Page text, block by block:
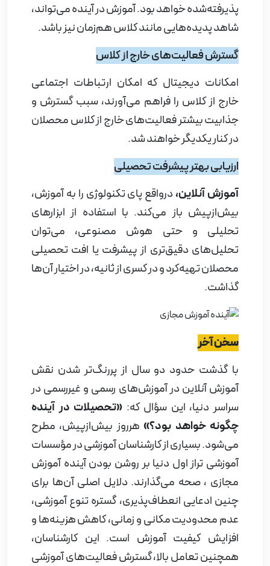
پذیرفته‌شده خواهد بود. آموزش در آینده می‌تواند،
شاهد پدیده‌هایی مانند کلاس هم‌زمان نیز باشد.
گسترش فعالیت‌های خارج از کلاس
امکانات دیجیتال که امکان ارتباطات اجتماعی
خارج از کلاس را فراهم می‌آورند، سبب گسترش و
جذابیت بیشتر فعالیت‌‌های خارج از کلاس محصلان
در کنار یکدیگر خواهند شد.
ارزیابی بهتر پیشرفت تحصیلی
آموزش آنلاین، درواقع پای تکنولوژی را به آموزش،
بیش‌ازپیش باز می‌کند. با استفاده از ابزارهای
تحلیلی و حتی هوش مصنوعی، می‌توان
تحلیل‌های دقیق‌تری از پیشرفت یا افت تحصیلی
محصلان تهیه‌کرد و در کسری از ثانیه، در اختیار آن‌ها
گذاشت.
سخن آخر
با گذشت حدود دو سال از پررنگ‌تر شدن نقش
آموزش آنلاین در آموزش‌های رسمی و غیررسمی در
سراسر دنیا، این سؤال که: «تحصیلات در آینده
چگونه خواهد بود؟»هرروز بیش‌ازپیش، مطرح
می‌شود. بسیاری از کارشناسان آموزشی در مؤسسات
آموزشی تراز اول دنیا بر روشن بودن آینده آموزش
مجازی ، صحه می‌گذارند. دلایل اصلی آن‌ها برای
چنین ادعایی انعطاف‌پذیری، گستره تنوع آموزشی،
عدم محدودیت مکانی و زمانی، کاهش هزینه‌ها و
افزایش کیفیت آموزش است. این کارشناسان،
همچنین تعامل بالا، گسترش فعالیت‌های آموزشی